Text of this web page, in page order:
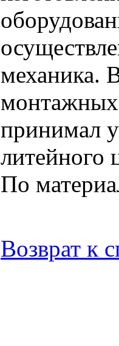
механика.
монтажных
принимал
литейного
По
Возврат к